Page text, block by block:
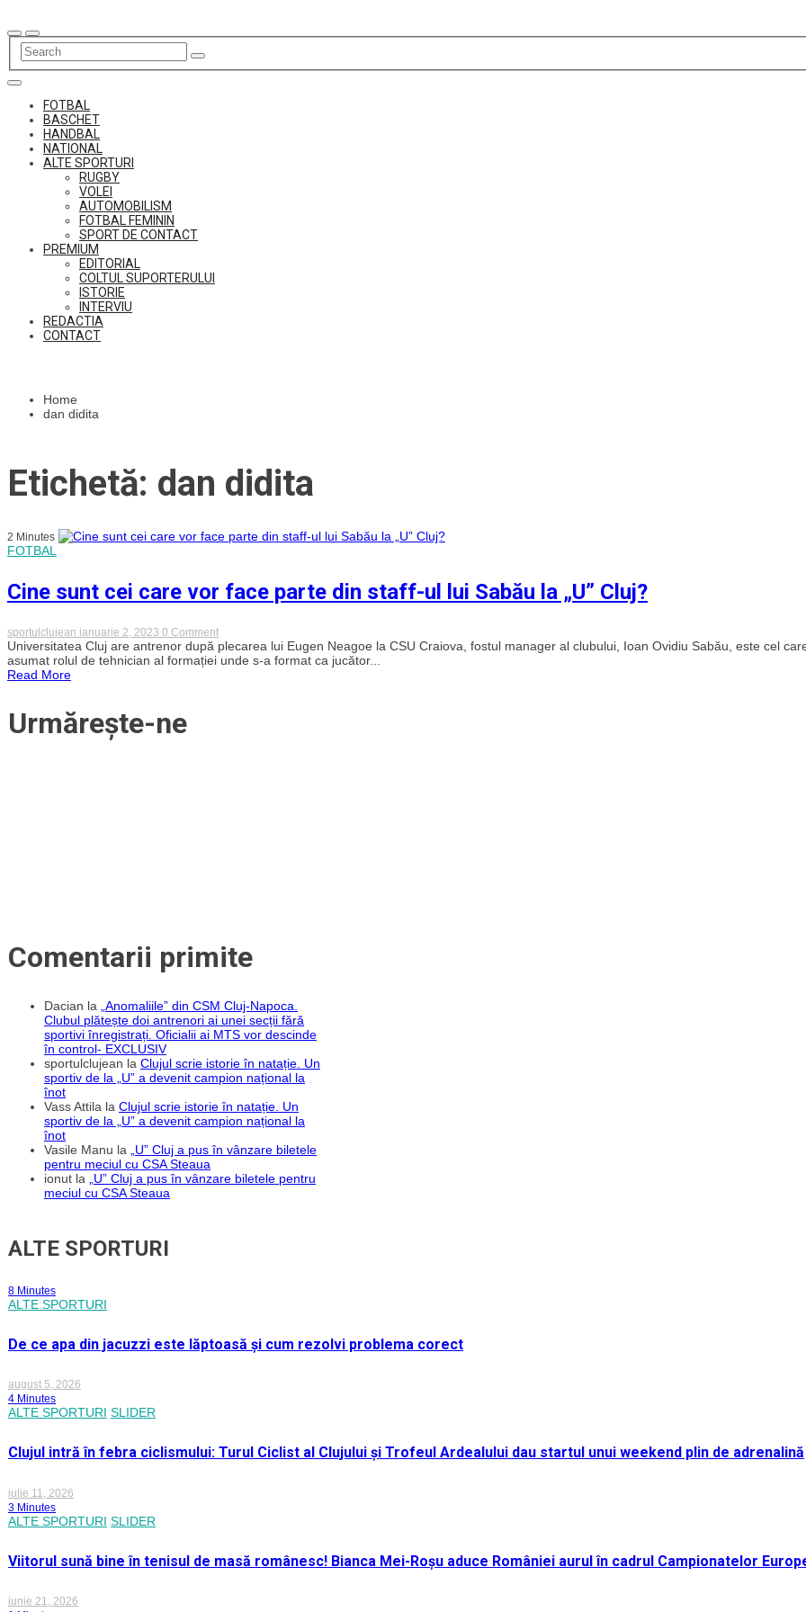
to
content
FOTBAL
BASCHET
HANDBAL
NATIONAL
ALTE SPORTURI
RUGBY
VOLEI
AUTOMOBILISM
FOTBAL FEMININ
SPORT DE CONTACT
PREMIUM
EDITORIAL
COLTUL SUPORTERULUI
ISTORIE
INTERVIU
REDACTIA
CONTACT
Home
dan didita
Etichetă: dan didita
2 Minutes
FOTBAL
Cine sunt cei care vor face parte din staff-ul lui Sabău la „U” Cluj?
sportulclujean ianuarie 2, 2023 0 Commenton
Cine
sunt
cei
Universitatea Cluj are antrenor după plecarea lui Eugen Neagoe la CSU Craiova, fostul manager al clubului, Ioan Ovidiu Sabău, este cel
asumat rolul de tehnician al formației unde s-a format ca jucător...
Read More
Urmărește-ne
Comentarii primite
Dacian la
„Anomaliile” din CSM Cluj-Napoca.
Clubul plătește doi antrenori ai unei secții fără
sportivi înregistrați. Oficialii ai MTS vor descinde
în control- EXCLUSIV
sportulclujean la Clujul scrie istorie în natație. Un
sportiv de la „U” a devenit campion național la
înot
Vass Attila la Clujul scrie istorie în natație. Un
sportiv de la „U” a devenit campion național la
înot
Vasile Manu la
„U” Cluj a pus în vânzare biletele
pentru meciul cu CSA Steaua
ionut la
„U” Cluj a pus în vânzare biletele pentru
meciul cu CSA Steaua
ALTE SPORTURI
8 Minutes
ALTE SPORTURI
De ce apa din jacuzzi este lăptoasă și cum rezolvi problema corect
august 5, 2026
4 Minutes
ALTE SPORTURI SLIDER
Clujul intră în febra ciclismului: Turul Ciclist al Clujului și Trofeul Ardealului dau startul unui weekend plin de adrenalină
iulie 11, 2026
3 Minutes
ALTE SPORTURI SLIDER
Viitorul sună bine în tenisul de masă românesc! Bianca Mei-Roșu aduce României aurul în cadrul Campionatelor
iunie 21, 2026